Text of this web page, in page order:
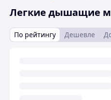
Легкие дышащие
По рейтингу Дешевле